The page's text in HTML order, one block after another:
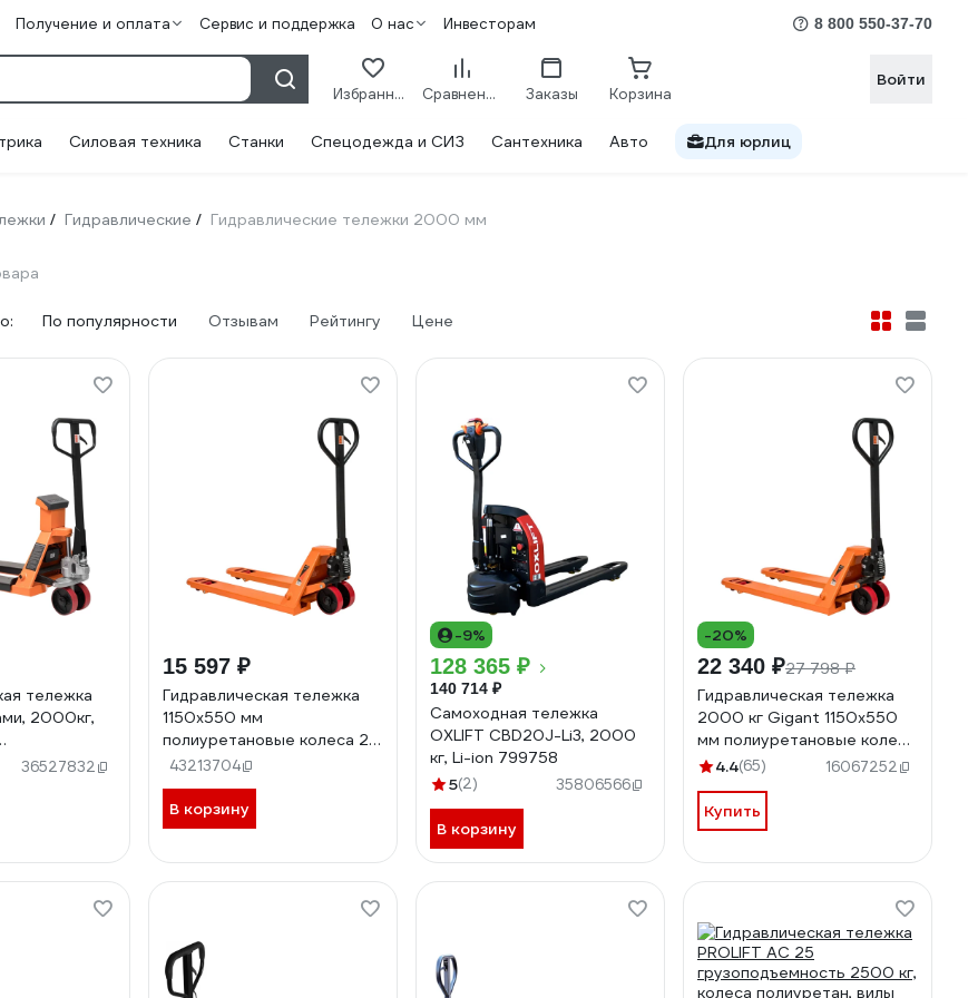
Получение и оплата Сервис и поддержка О нас Инвесторам 8 800 550-37-70
Избранное Сравнение Заказы Корзина
Войти
Силовая техника Станки Спецодежда и СИЗ Сантехника Авто Для юрлиц
/ Гидравлические / Гидравлические тележки 2000 мм
По популярности Отзывам Рейтингу Цене
тележка
2000кг,
колеса
36527832
15 597 ₽
Гидравлическая тележка
1150x550 мм
полиуретановые колеса 2т
Gigant JHPT2000-1150-PO
43213704
В корзину
-9%
128 365 ₽
140 714 ₽
Самоходная тележка
OXLIFT CBD20J-Li3, 2000
кг, Li-ion 799758
5(2) 35806566
В корзину
-20%
22 340 ₽27 798 ₽
Гидравлическая тележка
2000 кг Gigant 1150x550
мм полиуретановые колеса
JHPT2000
4.4(65) 16067252
Купить